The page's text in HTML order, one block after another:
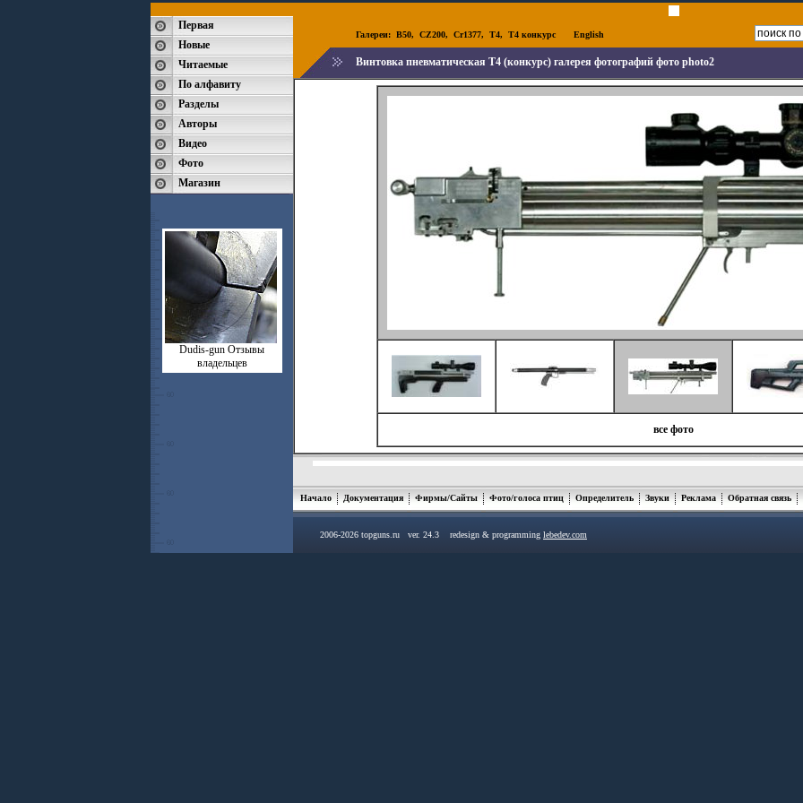
Первая
Новые
Читаемые
По алфавиту
Разделы
Авторы
Видео
Фото
Магазин
Dudis-gun Отзывы
владельцев
Галереи: B50, CZ200, Cr1377, T4, T4 конкурс English
Винтовка пневматическая T4 (конкурс) галерея фотографий фото photo2
все фото
Начало Документация Фирмы/Сайты Фото/голоса птиц Определитель Звуки Реклама Обратная связь
2006-2026 topguns.ru ver. 24.3 redesign & programming lebedev.com